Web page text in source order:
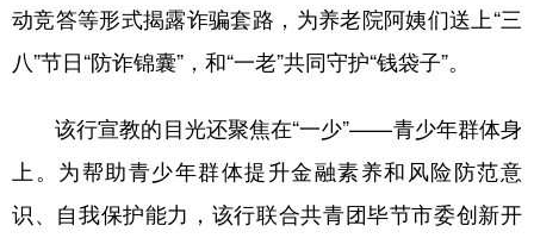
动竞答等形式揭露诈骗套路，为养老院阿姨们送上“三
八”节日“防诈锦囊”，和“一老”共同守护“钱袋子”。
该行宣教的目光还聚焦在“一少”——青少年群体身
上。为帮助青少年群体提升金融素养和风险防范意
识、自我保护能力，该行联合共青团毕节市委创新开